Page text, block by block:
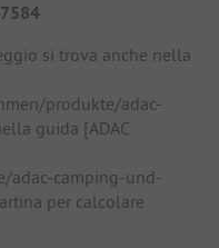
si trova anche nella
produkte/adac-
guida [ADAC
adac-camping-und-
per calcolare